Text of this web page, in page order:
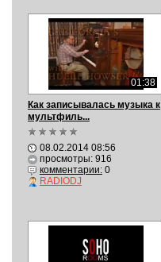
01:38
Как записывалась музыка к
мультфиль...
08.02.2014 08:56
просмотры: 916
комментарии:0
RADIODJ